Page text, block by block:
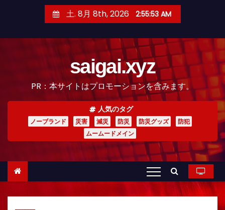
土. 8月 8th, 2026 2:55:54 AM
saigai.xyz
PR：本サイトはプロモーションを含みます。
人気のタグ
ノーブランド 災害 減災 防災 防災グッズ
防犯
ムームードメイン